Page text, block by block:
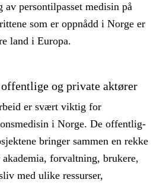
persontilpasset medisin på
som er oppnådd i Norge er
land i Europa.
og private aktører
er svært viktig for
i Norge. De offentlig-
bringer sammen en rekke
forvaltning, brukere,
med ulike ressurser,